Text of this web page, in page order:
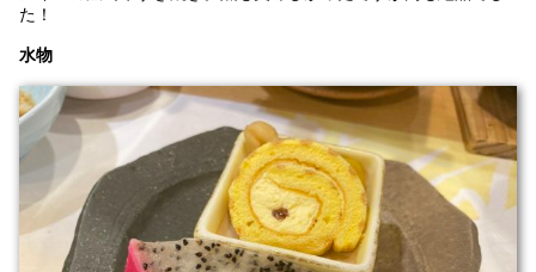
た！
水物